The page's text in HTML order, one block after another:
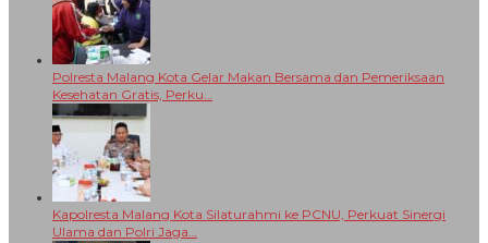
Polresta Malang Kota Gelar Makan Bersama dan Pemeriksaan
Kesehatan Gratis, Perku…
Kapolresta Malang Kota Silaturahmi ke PCNU, Perkuat Sinergi
Ulama dan Polri Jaga…